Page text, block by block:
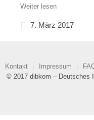
Weiter lesen
7. März 2017
Kontakt Impressum
© 2017 dibkom – Deutsches